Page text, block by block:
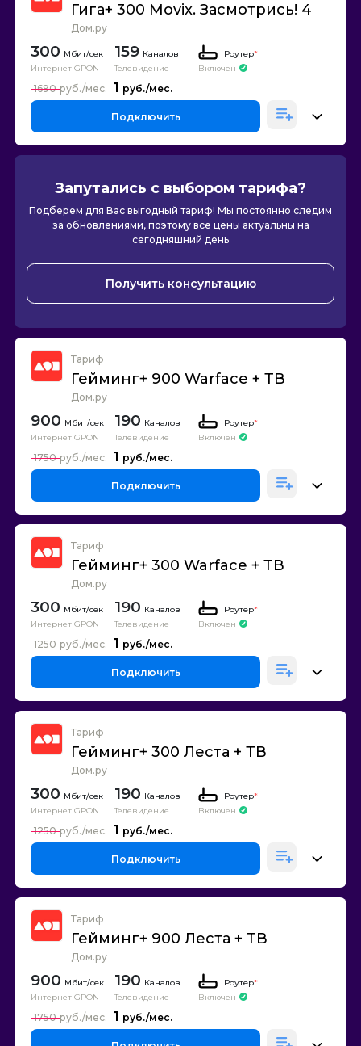
Гига+ 300 Movix. Засмотрись! 4
Дом.ру
300
Интернет GPON
159 Каналов
Телевидение
Роутер*
Включен
1
1690
Подключить
Запутались с выбором тарифа?
Подберем для Вас выгодный тариф! Мы постоянно следим
за обновлениями, поэтому все цены актуальны на
сегодняшний день
Получить консультацию
Тариф
Гейминг+ 900 Warface + ТВ
Дом.ру
900
Интернет GPON
190 Каналов
Телевидение
Роутер*
Включен
1
1750
Подключить
Тариф
Гейминг+ 300 Warface + ТВ
Дом.ру
300
Интернет GPON
190 Каналов
Телевидение
Роутер*
Включен
1
1250
Подключить
Тариф
Гейминг+ 300 Леста + ТВ
Дом.ру
300
Интернет GPON
190 Каналов
Телевидение
Роутер*
Включен
1
1250
Подключить
Тариф
Гейминг+ 900 Леста + ТВ
Дом.ру
900
Интернет GPON
190 Каналов
Телевидение
Роутер*
Включен
1
1750